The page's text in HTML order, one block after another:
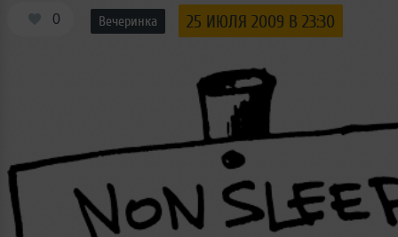
0 Вечеринка 25 ИЮЛЯ 2009 В 23:30